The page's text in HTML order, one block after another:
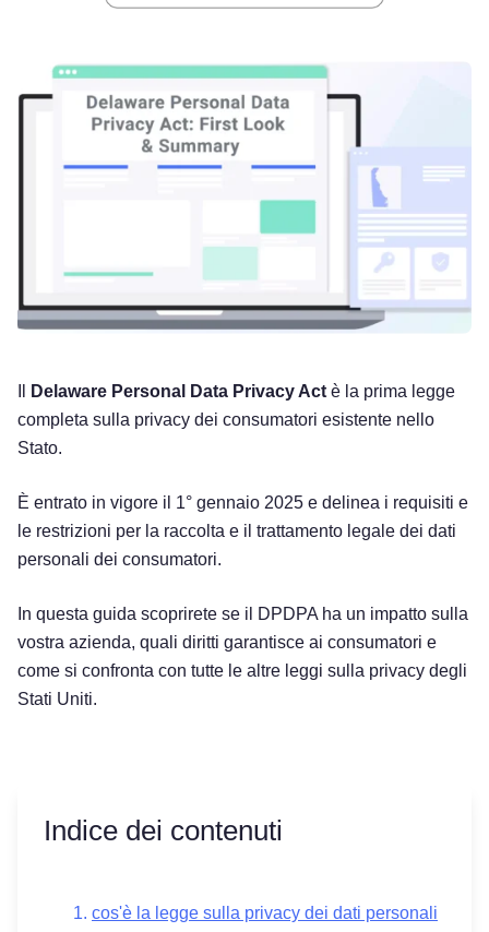
Delaware Personal Data Privacy Act è la prima legge
completa sulla privacy dei consumatori esistente nello
Stato.
È entrato in vigore il 1° gennaio 2025 e delinea i requisiti e
le restrizioni per la raccolta e il trattamento legale dei dati
personali dei consumatori.
In questa guida scoprirete se il DPDPA ha un impatto sulla
vostra azienda, quali diritti garantisce ai consumatori e
come si confronta con tutte le altre leggi sulla privacy degli
Stati Uniti.
Indice dei contenuti
cos'è la legge sulla privacy dei dati personali